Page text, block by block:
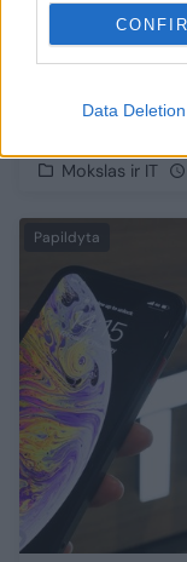
Data Deletion
„Telia“
Mokslas ir IT
Papildyta